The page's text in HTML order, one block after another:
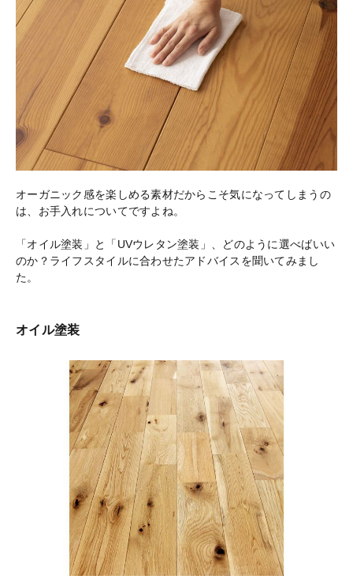
オーガニック感を楽しめる素材だからこそ気になってしまうの
は、お手入れについてですよね。
「オイル塗装」と「UVウレタン塗装」、どのように選べばいい
のか？ライフスタイルに合わせたアドバイスを聞いてみまし
た。
オイル塗装